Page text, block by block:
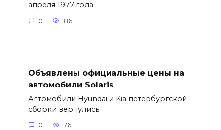
апреля 1977 года
0 86
Объявлены официальные цены на
автомобили Solaris
Автомобили Hyundai и Kia петербургской
сборки вернулись
0 76